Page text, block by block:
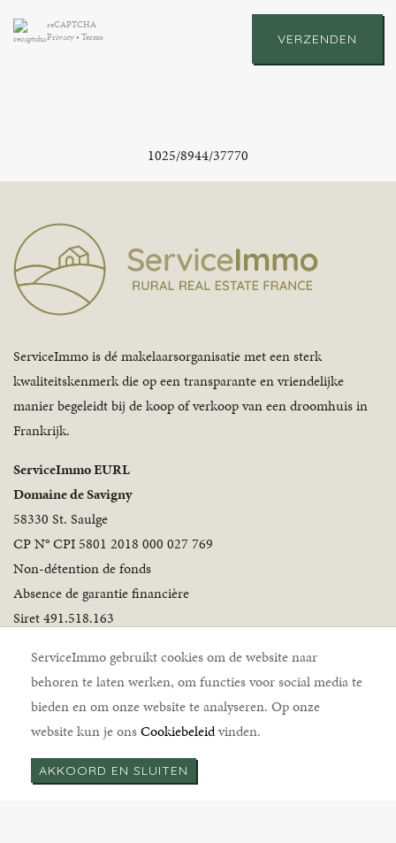
ServiceImmo gebruikt cookies om de website naar
behoren te laten werken, om functies voor social media te
bieden en om onze website te analyseren. Op onze
website kun je onsCookiebeleidvinden.
AKKOORD EN SLUITEN
reCAPTCHA
Privacy• Terms VERZENDEN
1025/8944/37770
ServiceImmo is dé makelaarsorganisatie met een sterk
kwaliteitskenmerk die op een transparante en vriendelijke
manier begeleidt bij de koop of verkoop van een droomhuis in
Frankrijk.
ServiceImmo EURL
Domaine de Savigny
58330 St. Saulge
CP N° CPI 5801 2018 000 027 769
Non-détention de fonds
Absence de garantie financière
Siret 491.518.163
Volg ons
ServiceImmo © 2026 |